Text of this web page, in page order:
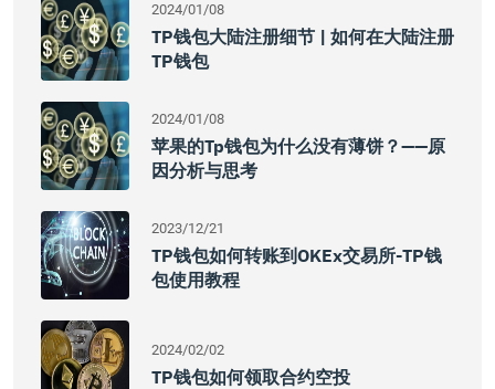
2024/01/08
TP钱包大陆注册细节 | 如何在大陆注册
TP钱包
2024/01/08
苹果的tp钱包为什么没有薄饼？——原
因分析与思考
2023/12/21
TP钱包如何转账到OKEx交易所-TP钱
包使用教程
2024/02/02
TP钱包如何领取合约空投